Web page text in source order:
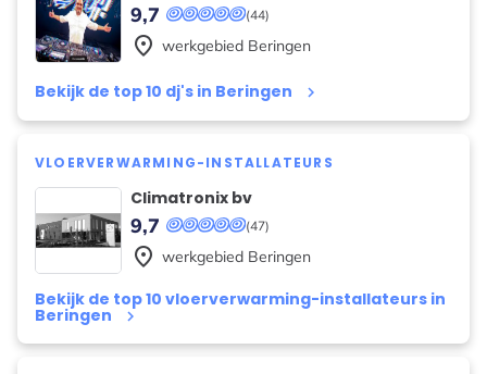
(44)
9,7
Bekijk de top 10 dj's in Beringen keyboard_arrow_right
place werkgebied Beringen
VLOERVERWARMING-INSTALLATEURS
Climatronix bv
(47)
9,7
Bekijk de top 10 vloerverwarming-installateurs in
Beringen keyboard_arrow_right
place werkgebied Beringen